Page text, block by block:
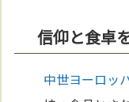
信仰と食卓
中世ヨーロッ